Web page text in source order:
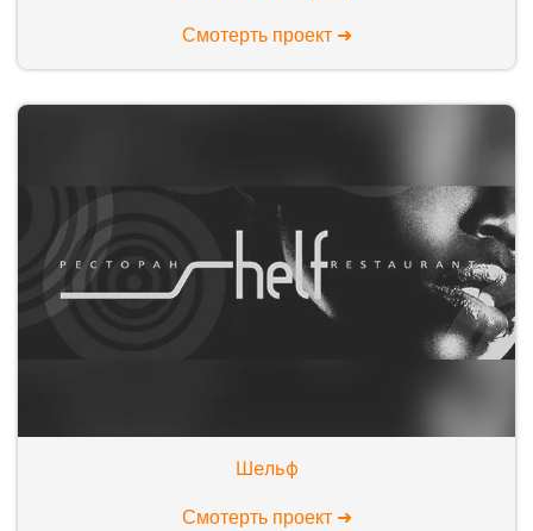
Смотерть проект ➜
Шельф
Смотерть проект ➜